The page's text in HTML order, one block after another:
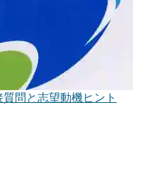
問と志望動機ヒント